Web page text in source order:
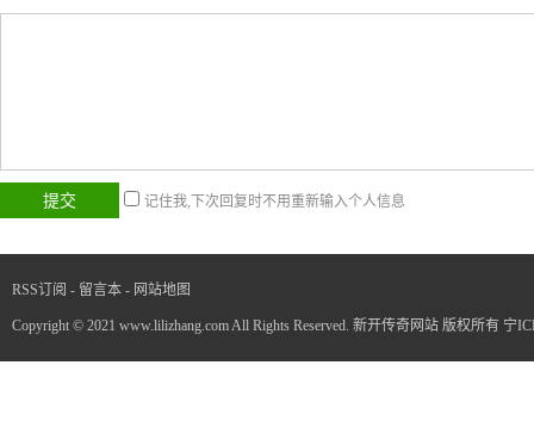
记住我,下次回复时不用重新输入个人信息
RSS订阅 - 留言本 - 网站地图
Copyright © 2021 www.lilizhang.com All Rights Reserved. 新开传奇网站 版权所有 宁